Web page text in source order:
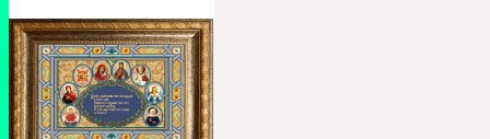
В ЗАКЛАДКИ
В СРАВНЕНИЕ
155.00грн.